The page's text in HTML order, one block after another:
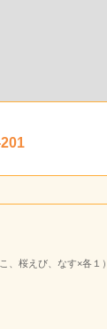
、桜えび、なす×各１）